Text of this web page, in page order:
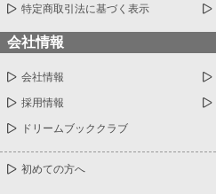
特定商取引法に基づく表示
会社情報
会社情報
採用情報
ドリームブッククラブ
初めての方へ